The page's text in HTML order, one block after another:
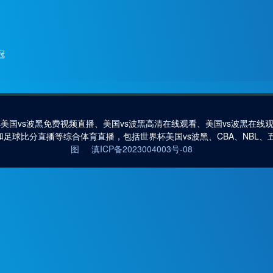
国vs波黑免费视频直播、美国vs波黑高清在线观看、美国vs波黑在线
球比分直播等综合体育直播，包括世界杯美国vs波黑、CBA、NBL
图
滇ICP备2023004003号-08